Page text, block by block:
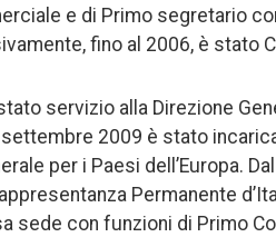
e di Primo segretario
fino al 2006, è stato
servizio alla Direzione
2009 è stato
per i Paesi dell’Europa.
Permanente
sede con funzioni di Primo